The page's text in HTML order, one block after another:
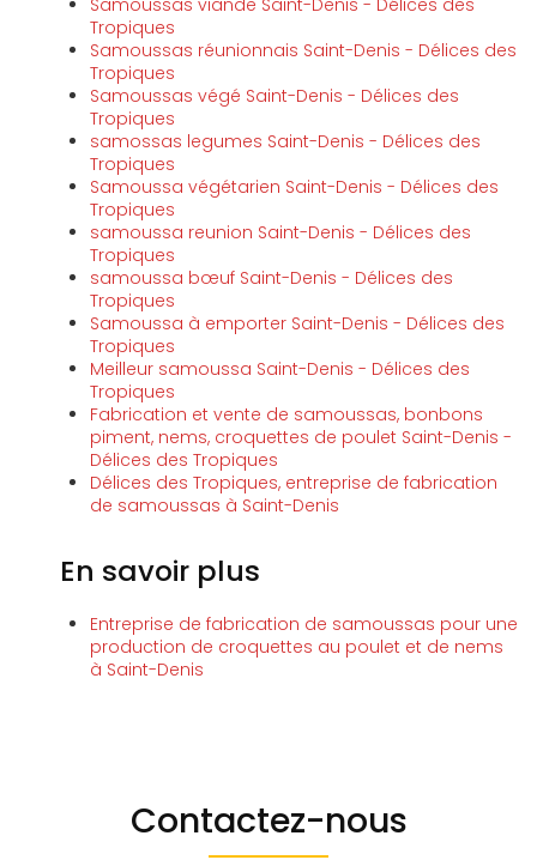
Samoussas viande Saint-Denis - Délices des
Tropiques
Samoussas réunionnais Saint-Denis - Délices des
Tropiques
Samoussas végé Saint-Denis - Délices des
Tropiques
samossas legumes Saint-Denis - Délices des
Tropiques
Samoussa végétarien Saint-Denis - Délices des
Tropiques
samoussa reunion Saint-Denis - Délices des
Tropiques
samoussa bœuf Saint-Denis - Délices des
Tropiques
Samoussa à emporter Saint-Denis - Délices des
Tropiques
Meilleur samoussa Saint-Denis - Délices des
Tropiques
Fabrication et vente de samoussas, bonbons
piment, nems, croquettes de poulet Saint-Denis -
Délices des Tropiques
Délices des Tropiques, entreprise de fabrication
de samoussas à Saint-Denis
En savoir plus
Entreprise de fabrication de samoussas pour une
production de croquettes au poulet et de nems
à Saint-Denis
Contactez-nous